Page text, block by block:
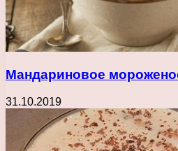
Мандариновое
31.10.2019